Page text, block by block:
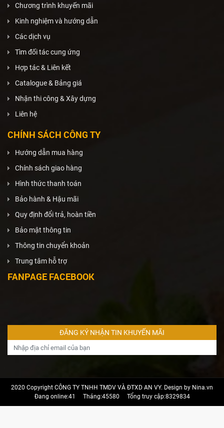
Chương trình khuyến mãi
Kinh nghiệm và hướng dẫn
Các dịch vụ
Tìm đối tác cung ứng
Hợp tác & Liên kết
Catalogue & Bảng giá
Nhận thi công & Xây dựng
Liên hệ
CHÍNH SÁCH CÔNG TY
Hướng dẫn mua hàng
Chính sách giao hàng
Hình thức thanh toán
Bảo hành & Hậu mãi
Quy định đổi trả, hoàn tiền
Bảo mật thông tin
Thông tin chuyển khoản
Trung tâm hỗ trợ
FANPAGE FACEBOOK
2020 Copyright CÔNG TY TNHH TMDV VÀ ĐTXD AN VY. Design by Nina.vn
Đang online:41
Tháng:45580 Tổng truy cập:8329834